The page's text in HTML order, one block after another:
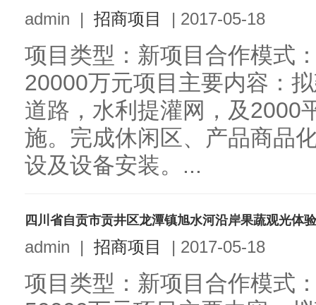
admin | 招商项目 | 2017-05-18
项目类型：新项目合作模式
20000万元项目主要内容：
道路，水利提灌网，及2000
施。完成休闲区、产品商品
设及设备安装。...
四川省自贡市贡井区龙潭镇旭水河沿岸果蔬观光体
admin | 招商项目 | 2017-05-18
项目类型：新项目合作模式